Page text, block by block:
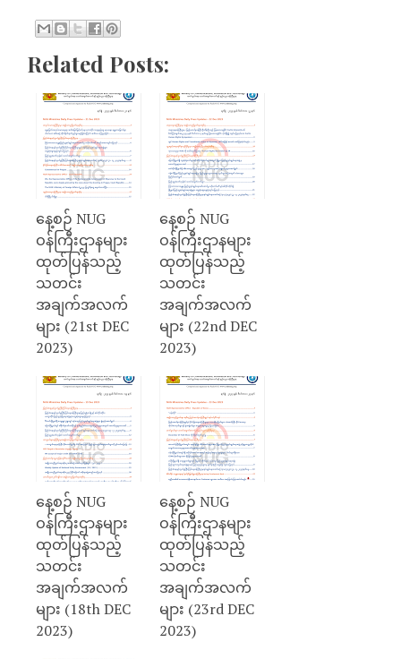
Related Posts:
နေ့စဉ် NUG
ဝန်ကြီးဌာနများ
ထုတ်ပြန်သည့်
သတင်း
အချက်အလက်
များ (21st DEC
2023)
နေ့စဉ် NUG
ဝန်ကြီးဌာနများ
ထုတ်ပြန်သည့်
သတင်း
အချက်အလက်
များ (22nd DEC
2023)
နေ့စဉ် NUG
ဝန်ကြီးဌာနများ
ထုတ်ပြန်သည့်
သတင်း
အချက်အလက်
များ (18th DEC
2023)
နေ့စဉ် NUG
ဝန်ကြီးဌာနများ
ထုတ်ပြန်သည့်
သတင်း
အချက်အလက်
များ (23rd DEC
2023)